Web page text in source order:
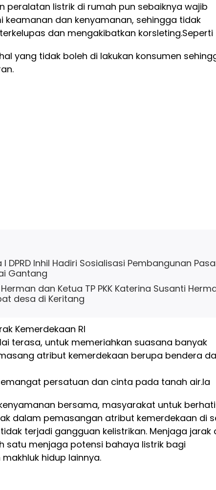
peralatan listrik di rumah pun sebaiknya wajib
keamanan dan kenyamanan, sehingga tidak
dan mengakibatkan korsleting.Seperti
yang tidak boleh di lakukan konsumen
I DPRD Inhil Hadiri Sosialisasi Pembangunan
Gantang
dan Ketua TP PKK Katerina Susanti
desa di Keritang
Kemerdekaan RI
terasa, untuk memeriahkan suasana banyak
atribut kemerdekaan berupa bendera
persatuan dan cinta pada tanah air.Ia
bersama, masyarakat untuk
dalam pemasangan atribut kemerdekaan di
terjadi gangguan kelistrikan. Menjaga jarak
satu menjaga potensi bahaya listrik bagi
hidup lainnya.